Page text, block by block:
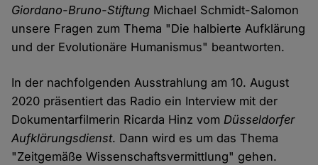
Giordano-Bruno-Stiftung Michael Schmidt-Salomon
unsere Fragen zum Thema "Die halbierte Aufklärung
und der Evolutionäre Humanismus" beantworten.
In der nachfolgenden Ausstrahlung am 10. August
2020 präsentiert das Radio ein Interview mit der
Dokumentarfilmerin Ricarda Hinz vomDüsseldorfer
Aufklärungsdienst. Dann wird es um das Thema
"Zeitgemäße Wissenschaftsvermittlung" gehen.